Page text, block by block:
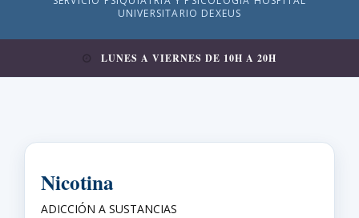
UNIVERSITARIO DEXEUS
LUNES A VIERNES DE 10H A 20H
Nicotina
ADICCIÓN A SUSTANCIAS